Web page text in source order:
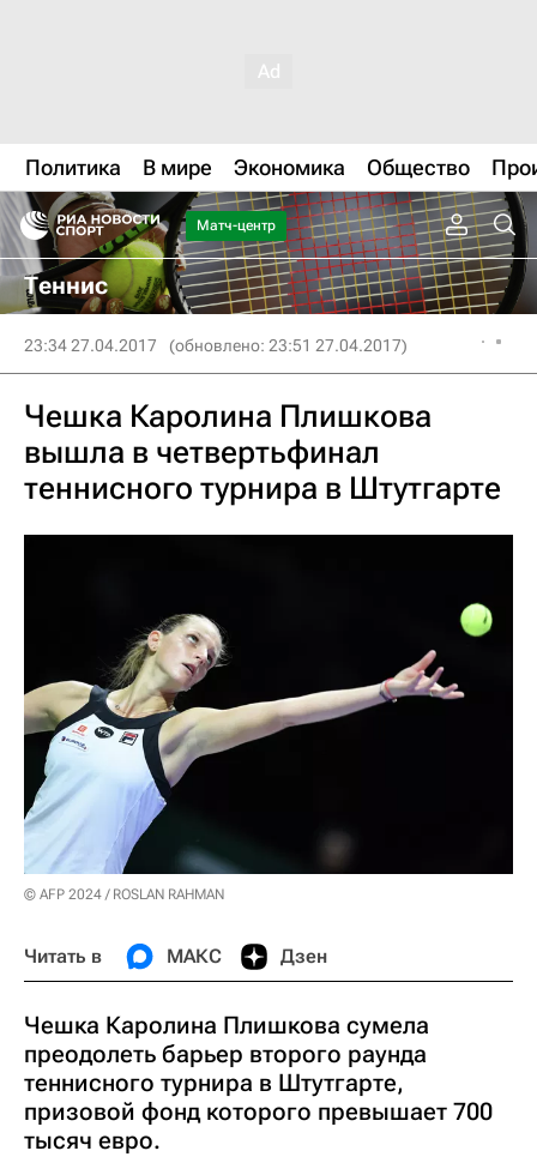
Политика В мире Экономика Общество
Матч-центр
Теннис
23:34 27.04.2017 (обновлено: 23:51 27.04.2017)
Чешка Каролина Плишкова
вышла в четвертьфинал
теннисного турнира в Штутгарте
© AFP 2024 / ROSLAN RAHMAN
Читать в МАКС Дзен
Чешка Каролина Плишкова сумела
преодолеть барьер второго раунда
теннисного турнира в Штутгарте,
призовой фонд которого превышает 700
тысяч евро.